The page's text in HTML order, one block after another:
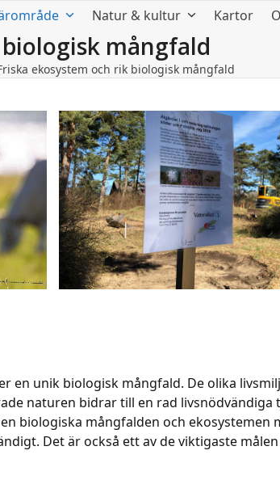
Natur & kultur Kartor
mångfald
ekosystem och rik biologisk mångfald
en unik biologisk mångfald. De olika
naturen bidrar till en rad
biologiska mångfalden och
Det är också ett av de viktigaste